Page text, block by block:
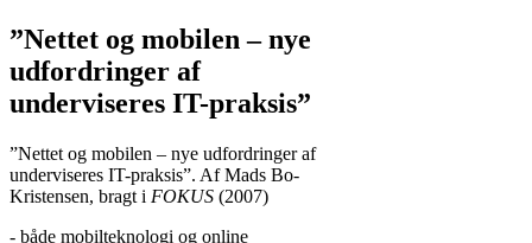
”Nettet og mobilen – nye
udfordringer af
underviseres IT-praksis”
”Nettet og mobilen – nye udfordringer af
underviseres IT-praksis”. Af Mads Bo-
Kristensen, bragt i FOKUS (2007)
- både mobilteknologi og online